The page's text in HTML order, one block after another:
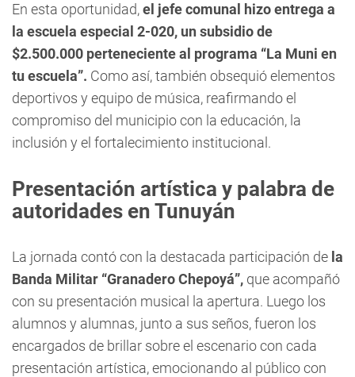
En esta oportunidad,el jefe comunal hizo entrega a
la escuela especial 2-020, un subsidio de
$2.500.000 perteneciente al programa “La Muni en
tu escuela”. Como así, también obsequió elementos
deportivos y equipo de música, reafirmando el
compromiso del municipio con la educación, la
inclusión y el fortalecimiento institucional.
Presentación artística y palabra de
autoridades en Tunuyán
La jornada contó con la destacada participación de la
Banda Militar “Granadero Chepoyá”, que acompañó
con su presentación musical la apertura. Luego los
alumnos y alumnas, junto a sus seños, fueron los
encargados de brillar sobre el escenario con cada
presentación artística, emocionando al público con